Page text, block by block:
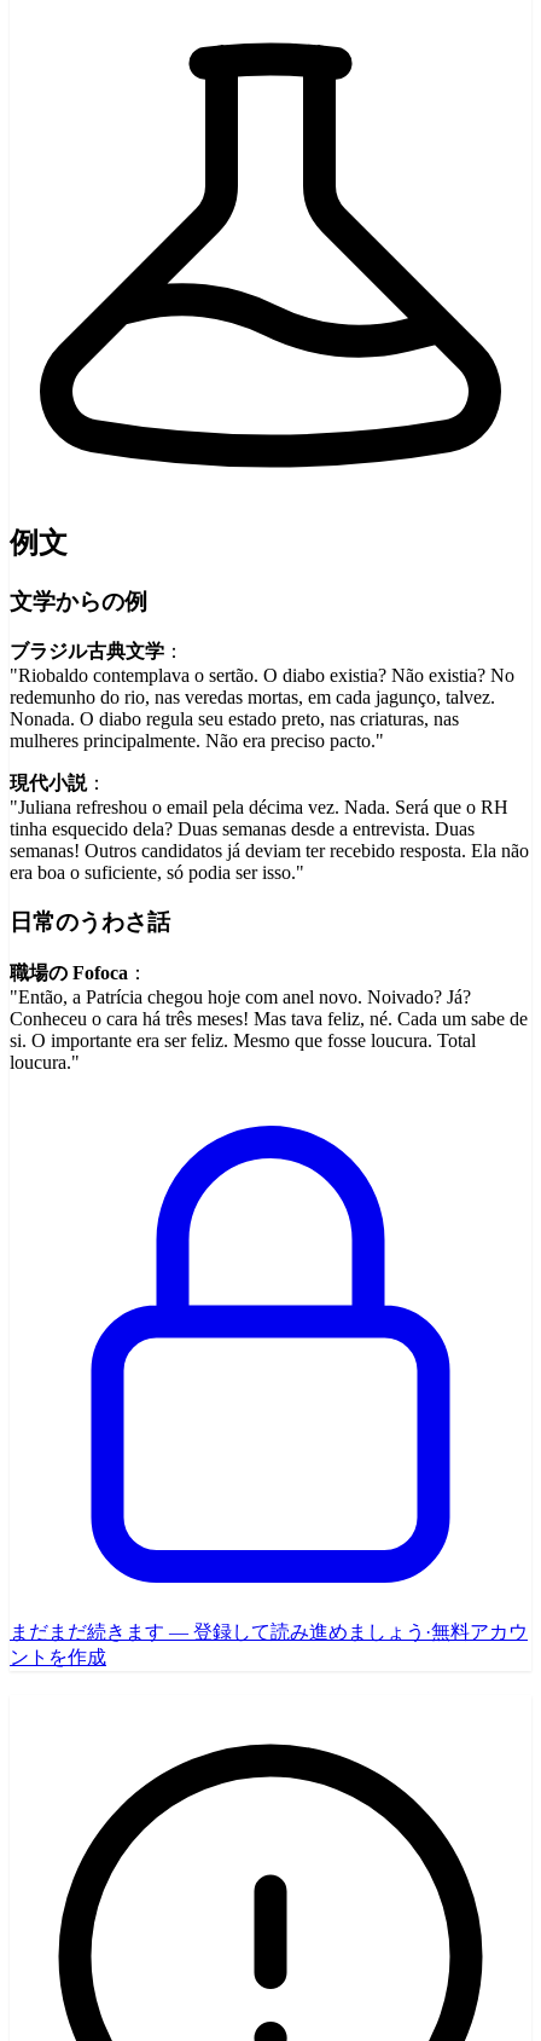
例文
文学からの例
ブラジル古典文学 ：
"Riobaldo contemplava o sertão. O diabo existia? Não existia? No
redemunho do rio, nas veredas mortas, em cada jagunço, talvez.
Nonada. O diabo regula seu estado preto, nas criaturas, nas
mulheres principalmente. Não era preciso pacto."
現代小説：
"Juliana refreshou o email pela décima vez. Nada. Será que o RH
tinha esquecido dela? Duas semanas desde a entrevista. Duas
semanas! Outros candidatos já deviam ter recebido resposta. Ela não
era boa o suficiente, só podia ser isso."
日常のうわさ話
職場の Fofoca ：
"Então, a Patrícia chegou hoje com anel novo. Noivado? Já?
Conheceu o cara há três meses! Mas tava feliz, né. Cada um sabe de
si. O importante era ser feliz. Mesmo que fosse loucura. Total
loucura."
まだまだ続きます — 登録して読み進めましょう ·無料アカウ
ントを作成